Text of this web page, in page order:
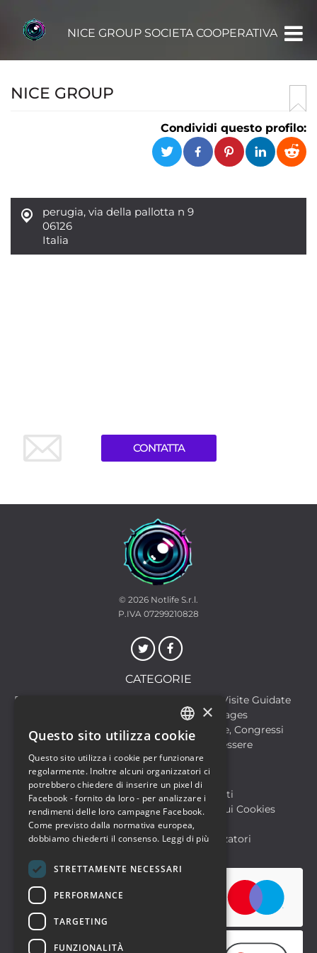
NICE GROUP SOCIETA COOPERATIVA
perugia, via della pallotta n 9
06126
Italia
CONTATTA
NICE GROUP
Condividi questo profilo:
© 2026 Notlife S.r.l.
P.IVA 07299210828
CATEGORIE
Discoteche
Escursioni & Visite Guidate
Food & Beverages
Formazione
Meeting, Fiere, Congressi
Musica, Eventi Live, Club
Salute & Benessere
Sport & Motori
Biglietteria SIAE
Archivio Eventi
Informativa sulla Privacy
Informativa sui Cookies
Condizioni di utilizzo
Help
FAQ Utenti
FAQ Organizzatori
ITALIAN
ENGLISH
×
Questo sito utilizza cookie
Questo sito utilizza i cookie per funzionare
regolarmente. Inoltre alcuni organizzatori ci
potrebbero chiedere di inserire un pixel di
Facebook - fornito da loro - per analizzare i
rendimenti delle loro campagne Facebook.
Come previsto dalla normativa europea,
dobbiamo chiederti il consenso. Leggi di più
STRETTAMENTE NECESSARI
PERFORMANCE
TARGETING
FUNZIONALITÀ